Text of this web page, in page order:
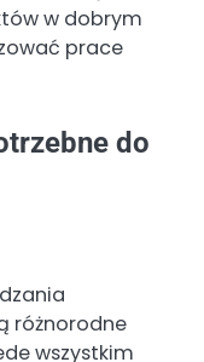
w dobrym
prace
do
różnorodne
wszystkim